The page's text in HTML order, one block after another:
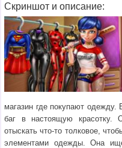
Скриншот и описание:
магазин где покупают
баг в настоящую красотку.
отыскать что-то толковое,
элементами одежды. Она